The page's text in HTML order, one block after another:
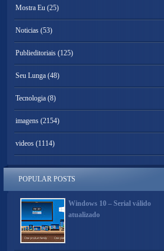
Mostra Eu (25)
Noticias (53)
Publieditoriais (125)
Seu Lunga (48)
Tecnologia (8)
imagens (2154)
videos (1114)
POPULAR POSTS
Windows 10 – Serial válido
atualizado